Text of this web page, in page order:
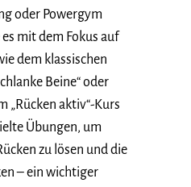
oder Powergym
mit dem Fokus auf
dem klassischen
Beine“ oder
„Rücken aktiv“-Kurs
Übungen, um
zu lösen und die
– ein wichtiger